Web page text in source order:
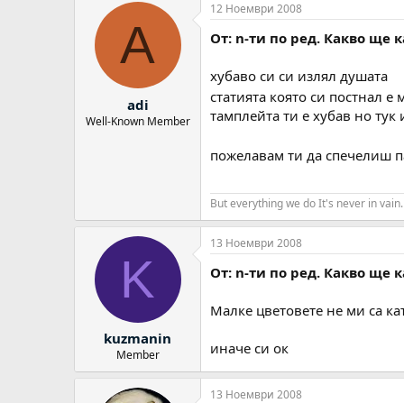
A
adi
Well-Known Member
12 Ноември 2008
От: n-ти по ред. Какво ще
хубаво си си излял душата
статията която си постнал
тамплейта ти е хубав но
пожелавам ти да спечелиш
But everything we do It's never in vain.
K
kuzmanin
Member
13 Ноември 2008
От: n-ти по ред. Какво ще
Малке цветовете не ми са
иначе си ок
13 Ноември 2008